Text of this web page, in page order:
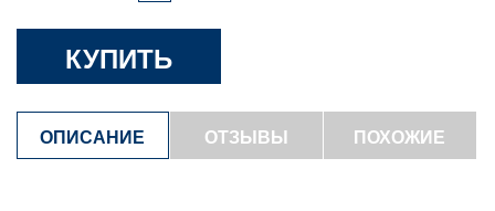
КУПИТЬ
ОПИСАНИЕ ОТЗЫВЫ
ПОХОЖИЕ